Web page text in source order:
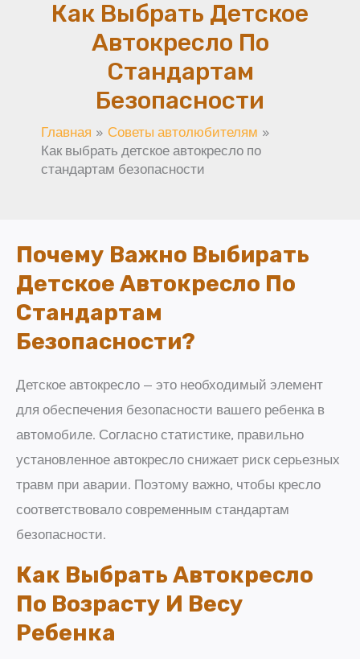
Как Выбрать Детское
Автокресло По
Стандартам
Безопасности
Главная
Советы автолюбителям
Как выбрать детское автокресло по
стандартам безопасности
Почему Важно Выбирать
Детское Автокресло По
Стандартам
Безопасности?
Детское автокресло — это необходимый элемент
для обеспечения безопасности вашего ребенка в
автомобиле. Согласно статистике, правильно
установленное автокресло снижает риск серьезных
травм при аварии. Поэтому важно, чтобы кресло
соответствовало современным стандартам
безопасности.
Как Выбрать Автокресло
По Возрасту И Весу
Ребенка